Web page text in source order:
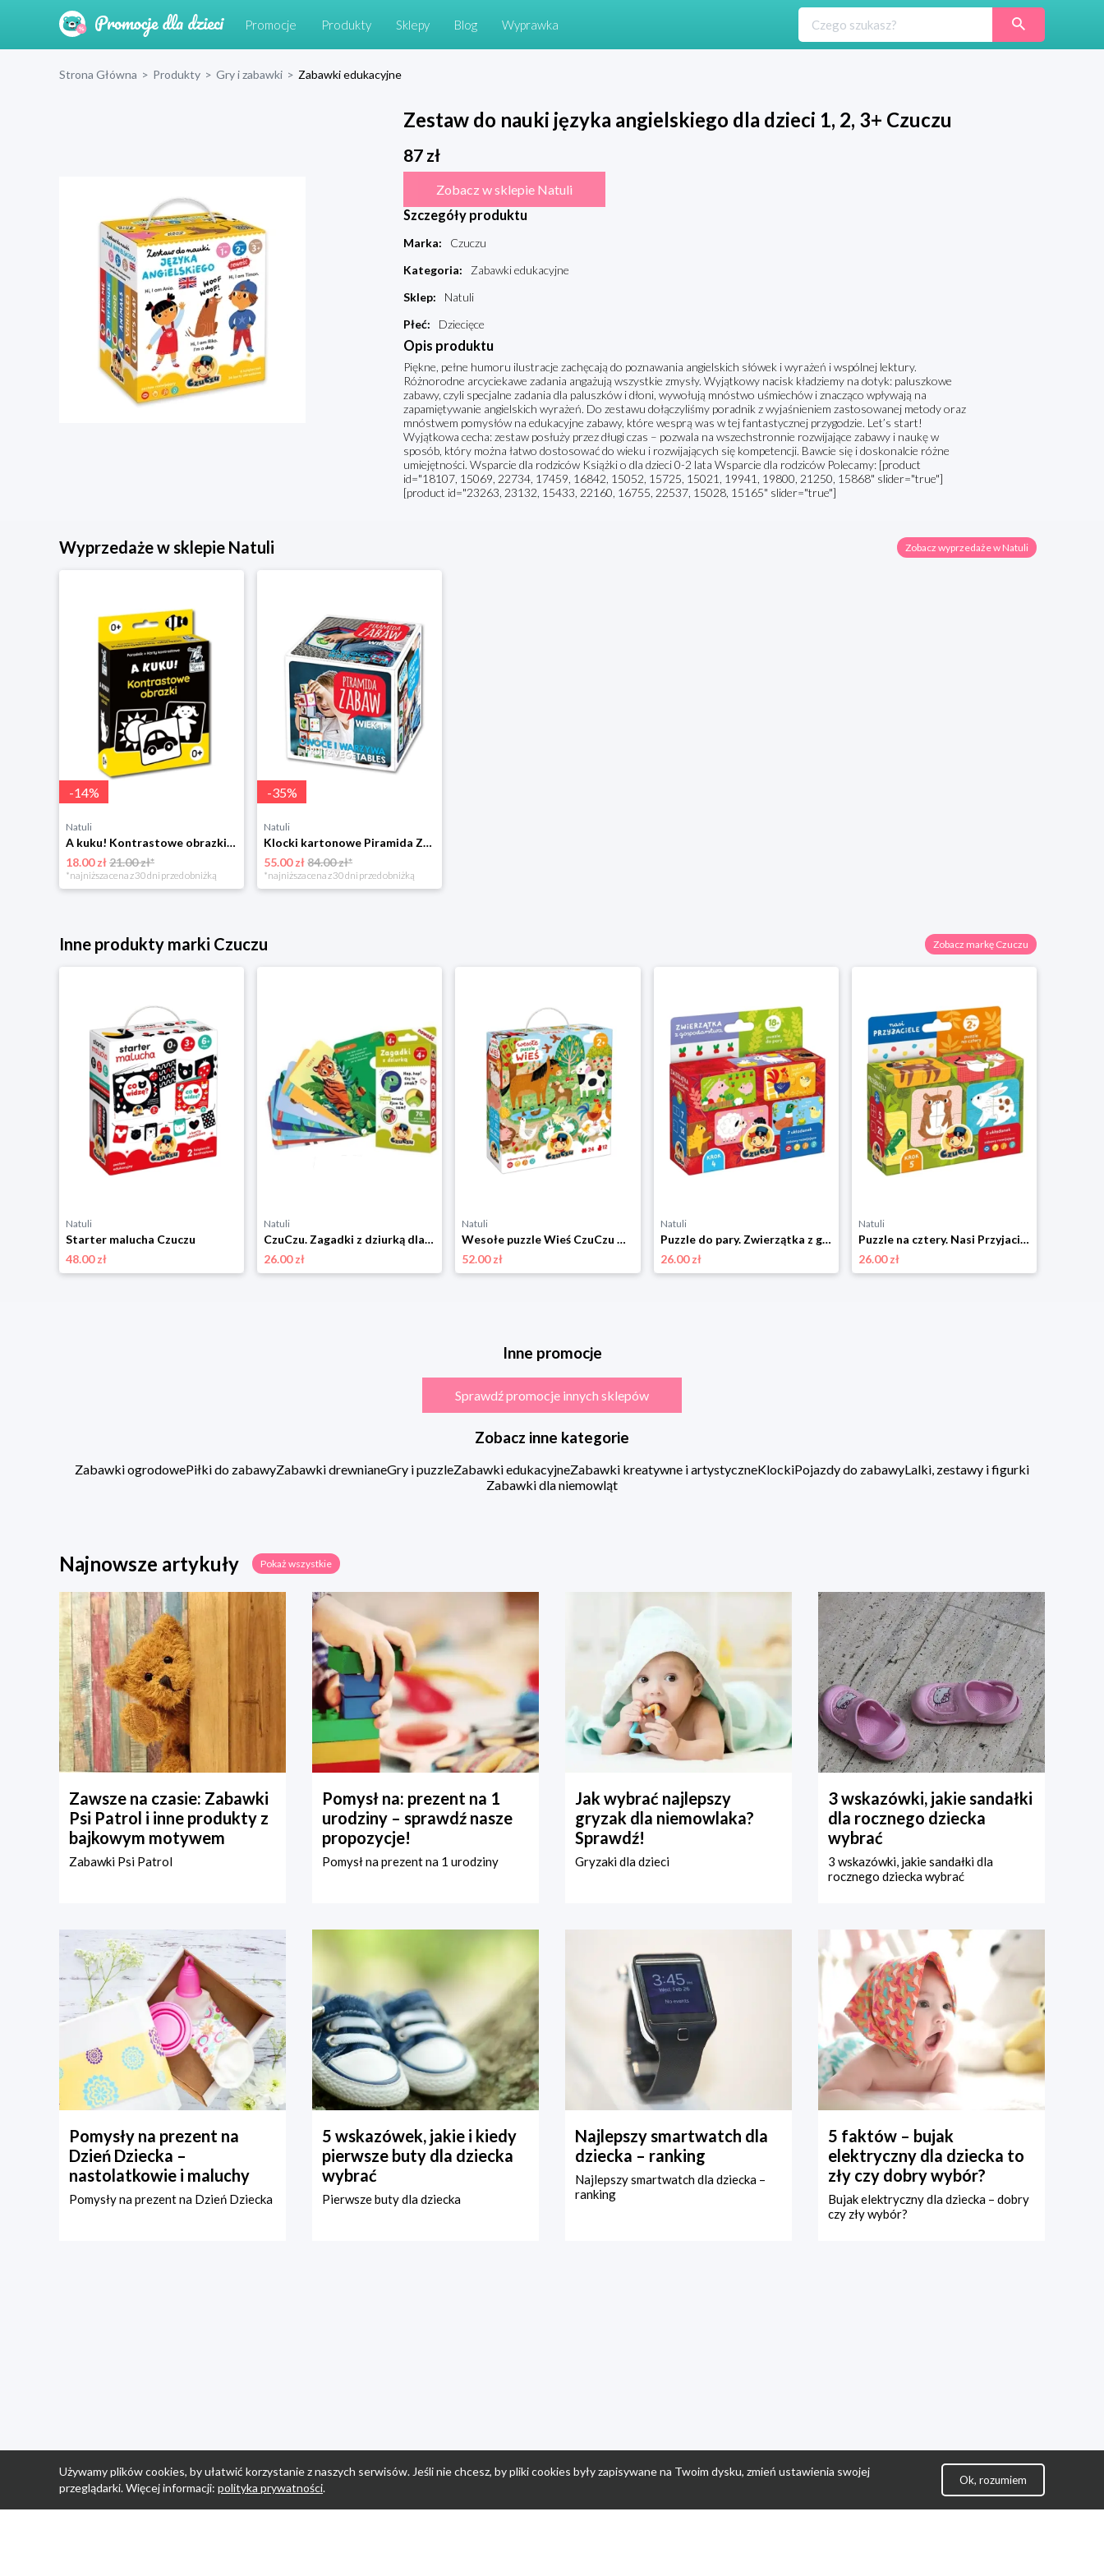
Promocje Produkty Sklepy Blog Wyprawka
Strona Główna > Produkty > Gry i zabawki > Zabawki edukacyjne
Zestaw do nauki języka angielskiego dla dzieci 1, 2, 3+ Czuczu
87zł
Zobacz w sklepie Natuli
Szczegóły produktu
Marka:
Czuczu
Kategoria:
Zabawki edukacyjne
Sklep:
Natuli
Płeć: Dziecięce
Opis produktu
Piękne, pełne humoru ilustracje zachęcają do poznawania angielskich słówek i wyrażeń i wspólnej lektury.
Różnorodne arcyciekawe zadania angażują wszystkie zmysły. Wyjątkowy nacisk kładziemy na dotyk: paluszkowe
zabawy, czyli specjalne zadania dla paluszków i dłoni, wywołują mnóstwo uśmiechów i znacząco wpływają na
zapamiętywanie angielskich wyrażeń. Do zestawu dołączyliśmy poradnik z wyjaśnieniem zastosowanej metody oraz
mnóstwem pomysłów na edukacyjne zabawy, które wesprą was w tej fantastycznej przygodzie. Let’s start!
Wyjątkowa cecha: zestaw posłuży przez długi czas – pozwala na wszechstronnie rozwijające zabawy i naukę w
sposób, który można łatwo dostosować do wieku i rozwijających się kompetencji. Bawcie się i doskonalcie różne
umiejętności. Wsparcie dla rodziców Książki o dla dzieci 0-2 lata Wsparcie dla rodziców Polecamy: [product
id="18107, 15069, 22734, 17459, 16842, 15052, 15725, 15021, 19941, 19800, 21250, 15868" slider="true"]
[product id="23263, 23132, 15433, 22160, 16755, 22537, 15028, 15165" slider="true"]
Wyprzedaże w sklepie Natuli Zobacz wyprzedaże w Natuli
-14%
Natuli
A kuku! Kontrastowe obrazki. Karty kontrastowe + poradnik 0+ Edgard
18.00 zł21.00 zł*
*najniższa cena z 30 dni przed obniżką
-35%
Natuli
Klocki kartonowe Piramida Zabaw. Owoce i Warzywa Piramida zabaw
55.00 zł84.00 zł*
*najniższa cena z 30 dni przed obniżką
Inne produkty marki Czuczu Zobacz markę Czuczu
Natuli
Starter malucha Czuczu
48.00 zł
Natuli
CzuCzu. Zagadki z dziurką dla dzieci 4+ Czuczu
26.00 zł
Natuli
Wesołe puzzle Wieś CzuCzu Czuczu
52.00 zł
Natuli
Puzzle do pary. Zwierzątka z gospodarstwa 18m+ CzuCzu Czuczu
26.00 zł
Natuli
Puzzle na cztery. Nasi Przyjaciele 2+ CzuCzu Czuczu
26.00 zł
Inne promocje
Sprawdź promocje innych sklepów
Zobacz inne kategorie
Zabawki ogrodowePiłki do zabawyZabawki drewnianeGry i puzzleZabawki edukacyjneZabawki kreatywne i artystyczneKlockiPojazdy do zabawyLalki, zestawy i figurki
Zabawki dla niemowląt
Najnowsze artykuły Pokaż wszystkie
Zawsze na czasie: Zabawki
Psi Patrol i inne produkty z
bajkowym motywem
Zabawki Psi Patrol
Pomysł na: prezent na 1
urodziny – sprawdź nasze
propozycje!
Pomysł na prezent na 1 urodziny
Jak wybrać najlepszy
gryzak dla niemowlaka?
Sprawdź!
Gryzaki dla dzieci
3 wskazówki, jakie sandałki
dla rocznego dziecka
wybrać
3 wskazówki, jakie sandałki dla
rocznego dziecka wybrać
Pomysły na prezent na
Dzień Dziecka –
nastolatkowie i maluchy
Pomysły na prezent na Dzień Dziecka
5 wskazówek, jakie i kiedy
pierwsze buty dla dziecka
wybrać
Pierwsze buty dla dziecka
Najlepszy smartwatch dla
dziecka – ranking
Najlepszy smartwatch dla dziecka –
ranking
5 faktów – bujak
elektryczny dla dziecka to
zły czy dobry wybór?
Bujak elektryczny dla dziecka – dobry
czy zły wybór?
Używamy plików cookies, by ułatwić korzystanie z naszych serwisów. Jeśli nie chcesz, by pliki cookies były zapisywane na Twoim dysku, zmień ustawienia swojej
przeglądarki. Więcej informacji: polityka prywatności.
Ok, rozumiem